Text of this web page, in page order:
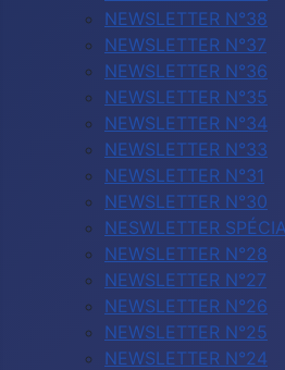
NEWSLETTER N°38
NEWSLETTER N°37
NEWSLETTER N°36
NEWSLETTER N°35
NEWSLETTER N°34
NEWSLETTER N°33
NEWSLETTER N°31
NEWSLETTER N°30
NESWLETTER
NEWSLETTER N°28
NEWSLETTER N°27
NEWSLETTER N°26
NEWSLETTER N°25
NEWSLETTER N°24